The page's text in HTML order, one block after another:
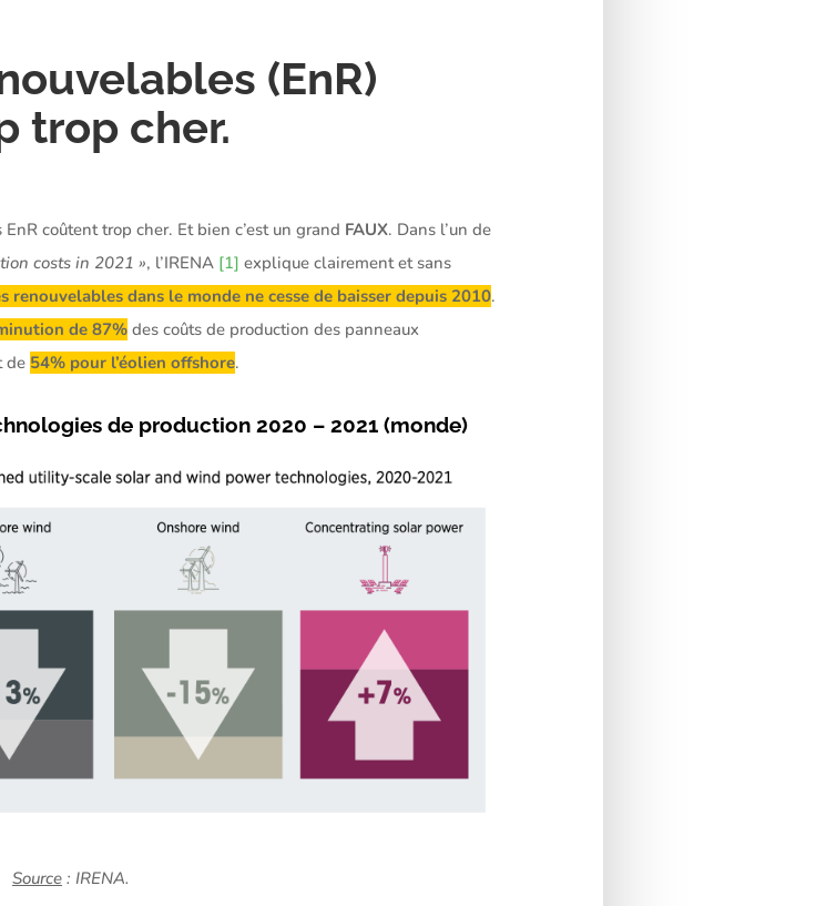
(EnR)
trop cher.
coûtent trop cher. Et bien c’est un grand FAUX. Dans l’un de
costs in 2021 », l’IRENA [1] explique clairement et sans
renouvelables dans le monde ne cesse de baisser depuis 2010.
de 87%des coûts de production des panneaux
de 54% pour l’éolien offshore.
de production 2020 – 2021 (monde)
Source : IRENA.